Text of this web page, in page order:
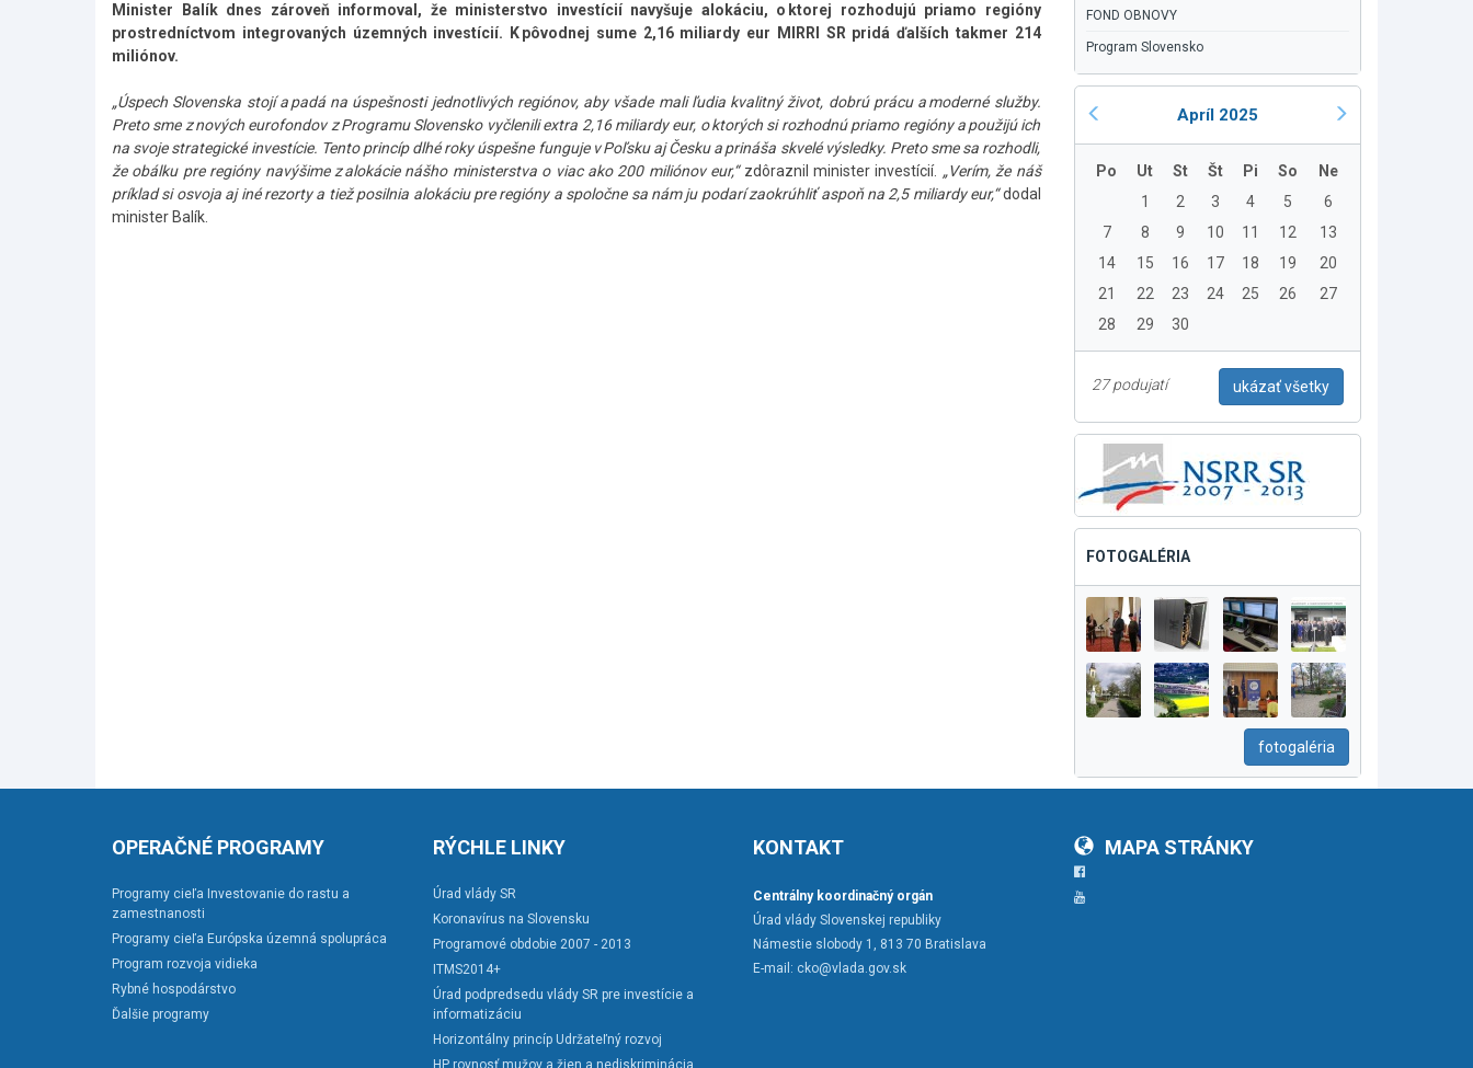
Minister Balík dnes zároveň informoval, že ministerstvo investícií navyšuje alokáciu, o ktorej rozhodujú priamo regióny
prostredníctvom integrovaných územných investícií. K pôvodnej sume 2,16 miliardy eur MIRRI SR pridá ďalších takmer 214
miliónov.
„Úspech Slovenska stojí a padá na úspešnosti jednotlivých regiónov, aby všade mali ľudia kvalitný život, dobrú prácu a moderné služby.
Preto sme z nových eurofondov z Programu Slovensko vyčlenili extra 2,16 miliardy eur, o ktorých si rozhodnú priamo regióny a použijú ich
na svoje strategické investície. Tento princíp dlhé roky úspešne funguje v Poľsku aj Česku a prináša skvelé výsledky. Preto sme sa rozhodli,
že obálku pre regióny navýšime z alokácie nášho ministerstva o viac ako 200 miliónov eur,“zdôraznil minister investícií. „Verím, že náš
príklad si osvoja aj iné rezorty a tiež posilnia alokáciu pre regióny a spoločne sa nám ju podarí zaokrúhliť aspoň na 2,5 miliardy eur,“dodal
minister Balík.
FOND OBNOVY
Program Slovensko
Apríl 2025
Po Ut St Št Pi So
Ne
1
2 3 4 5
6
7
8 9 10 11 12
13
14
15 16 17 18 19
20
21
22 23 24 25 26
27
28
29 30
27 podujatí ukázať všetky
FOTOGALÉRIA
fotogaléria
OPERAČNÉ PROGRAMY
Programy cieľa Investovanie do rastu a
zamestnanosti
Programy cieľa Európska územná spolupráca
Program rozvoja vidieka
Rybné hospodárstvo
Ďalšie programy
RÝCHLE LINKY
Úrad vlády SR
Koronavírus na Slovensku
Programové obdobie 2007 - 2013
ITMS2014+
Úrad podpredsedu vlády SR pre investície a
informatizáciu
Horizontálny princíp Udržateľný rozvoj
HP rovnosť mužov a žien a nediskriminácia
KONTAKT
Centrálny koordinačný orgán
Úrad vlády Slovenskej republiky
Námestie slobody 1, 813 70 Bratislava
E-mail: cko@vlada.gov.sk
MAPA STRÁNKY
Facebook
YouTube